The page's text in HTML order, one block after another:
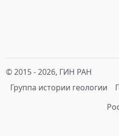
© 2015 -2026, ГИН РАН
Группа истории геологии